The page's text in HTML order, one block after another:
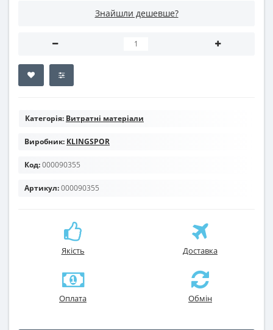
Знайшли дешевше?
Категорія: Витратні матеріали
Виробник: KLINGSPOR
Код:000090355
Артикул:000090355
Якість Доставка
Оплата Обмін